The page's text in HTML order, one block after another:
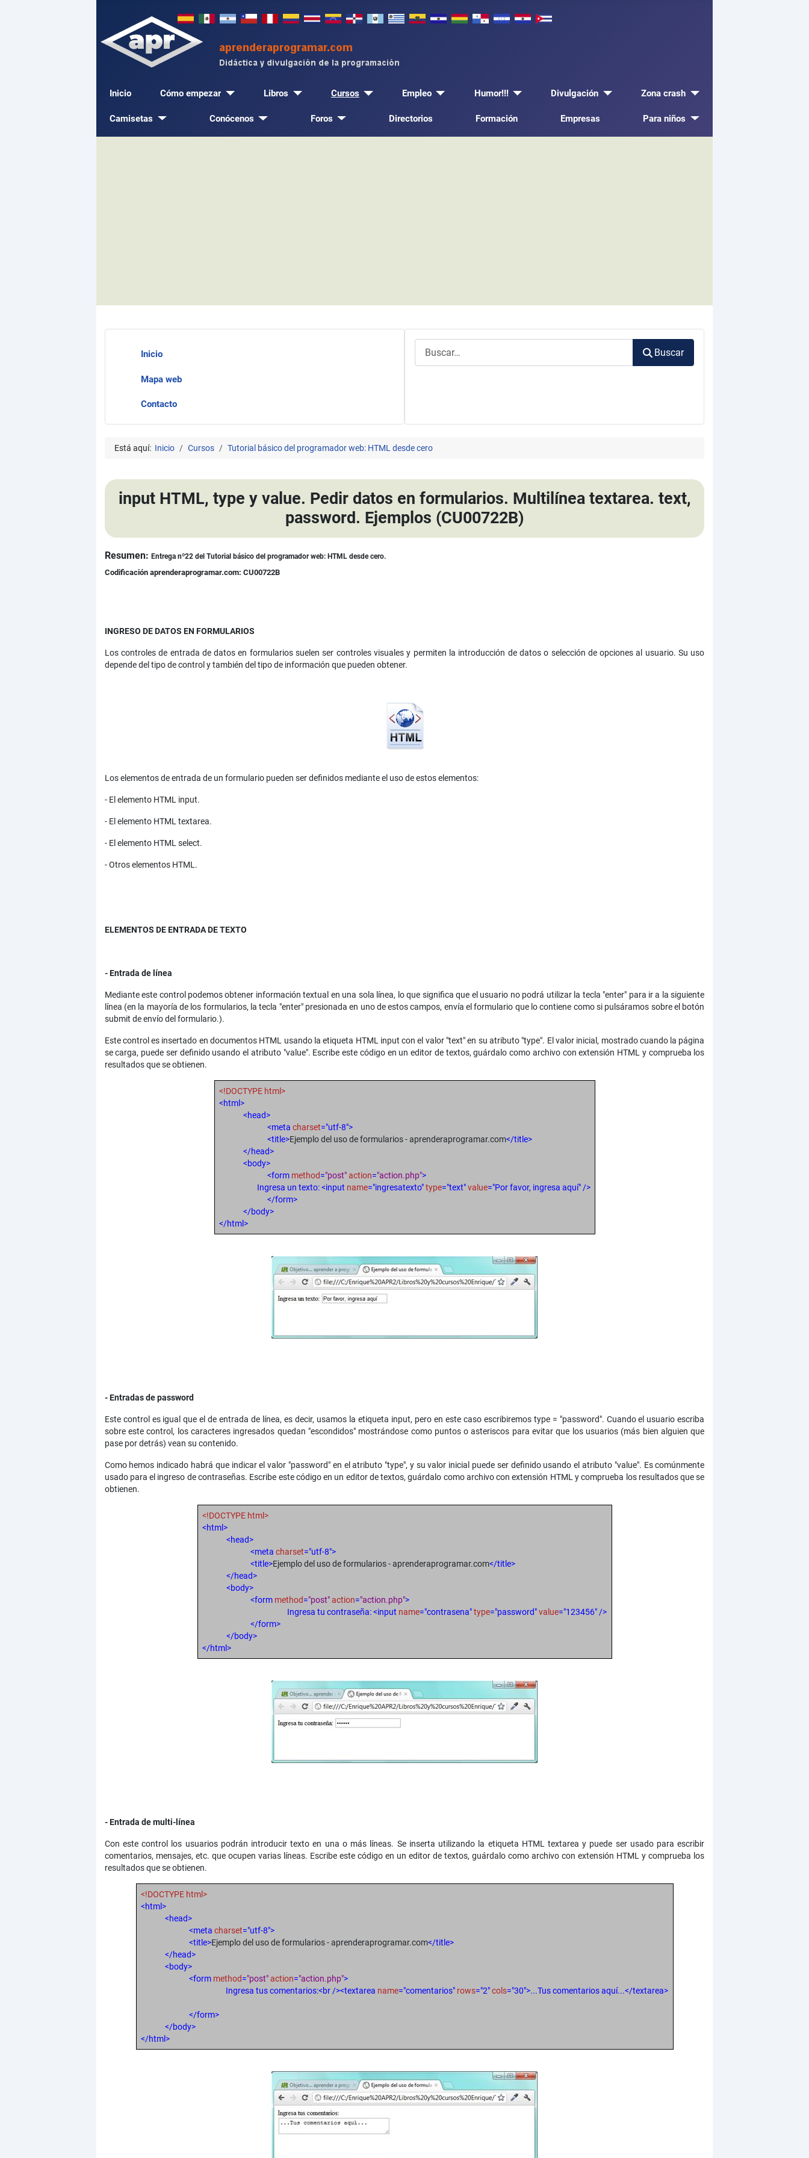
Inicio Cómo empezar Libros Cursos Empleo Humor!!! Divulgación Zona crash
Camisetas Conócenos Foros Directorios Formación Empresas Para niños
Inicio
Mapa web
Contacto
Buscar
Está aquí: Inicio Cursos Tutorial básico del programador web: HTML desde cero
input HTML, type y value. Pedir datos en formularios. Multilínea textarea. text,
password. Ejemplos (CU00722B)
Detalles
Resumen: Entrega nº22 del Tutorial básico del programador web: HTML desde cero.
Codificación aprenderaprogramar.com: CU00722B
INGRESO DE DATOS EN FORMULARIOS
Los controles de entrada de datos en formularios suelen ser controles visuales y permiten la introducción de datos o selección de opciones al usuario. Su uso
depende del tipo de control y también del tipo de información que pueden obtener.
Los elementos de entrada de un formulario pueden ser definidos mediante el uso de estos elementos:
- El elemento HTML input.
- El elemento HTML textarea.
- El elemento HTML select.
- Otros elementos HTML.
ELEMENTOS DE ENTRADA DE TEXTO
- Entrada de línea
Mediante este control podemos obtener información textual en una sola línea, lo que significa que el usuario no podrá utilizar la tecla "enter" para ir a la siguiente
línea (en la mayoría de los formularios, la tecla "enter" presionada en uno de estos campos, envía el formulario que lo contiene como si pulsáramos sobre el botón
submit de envío del formulario.).
Este control es insertado en documentos HTML usando la etiqueta HTML input con el valor "text" en su atributo "type". El valor inicial, mostrado cuando la página
se carga, puede ser definido usando el atributo "value". Escribe este código en un editor de textos, guárdalo como archivo con extensión HTML y comprueba los
resultados que se obtienen.
<!DOCTYPE html>
<html>
<head>
<meta charset="utf-8">
<title>Ejemplo del uso de formularios - aprenderaprogramar.com</title>
</head>
<body>
<form method="post"action="action.php">
Ingresa un texto: <input name="ingresatexto"type="text" value="Por favor, ingresa aquí" />
</form>
</body>
</html>
- Entradas de password
Este control es igual que el de entrada de línea, es decir, usamos la etiqueta input, pero en este caso escribiremos type = "password". Cuando el usuario escriba
sobre este control, los caracteres ingresados quedan "escondidos" mostrándose como puntos o asteriscos para evitar que los usuarios (más bien alguien que
pase por detrás) vean su contenido.
Como hemos indicado habrá que indicar el valor "password" en el atributo "type", y su valor inicial puede ser definido usando el atributo "value". Es comúnmente
usado para el ingreso de contraseñas. Escribe este código en un editor de textos, guárdalo como archivo con extensión HTML y comprueba los resultados que se
obtienen.
<!DOCTYPE html>
<html>
<head>
<meta charset="utf-8">
<title>Ejemplo del uso de formularios - aprenderaprogramar.com</title>
</head>
<body>
<form method="post"action="action.php">
Ingresa tu contraseña: <input name="contrasena"type="password"value="123456" />
</form>
</body>
</html>
- Entrada de multi-línea
Con este control los usuarios podrán introducir texto en una o más líneas. Se inserta utilizando la etiqueta HTML textarea y puede ser usado para escribir
comentarios, mensajes, etc. que ocupen varias líneas. Escribe este código en un editor de textos, guárdalo como archivo con extensión HTML y comprueba los
resultados que se obtienen.
<!DOCTYPE html>
<html>
<head>
<meta charset="utf-8">
<title>Ejemplo del uso de formularios - aprenderaprogramar.com</title>
</head>
<body>
<form method="post"action="action.php">
Ingresa tus comentarios:<br /><textarea name="comentarios" rows="2"cols="30">...Tus comentarios aquí...</textarea>
</form>
</body>
</html>